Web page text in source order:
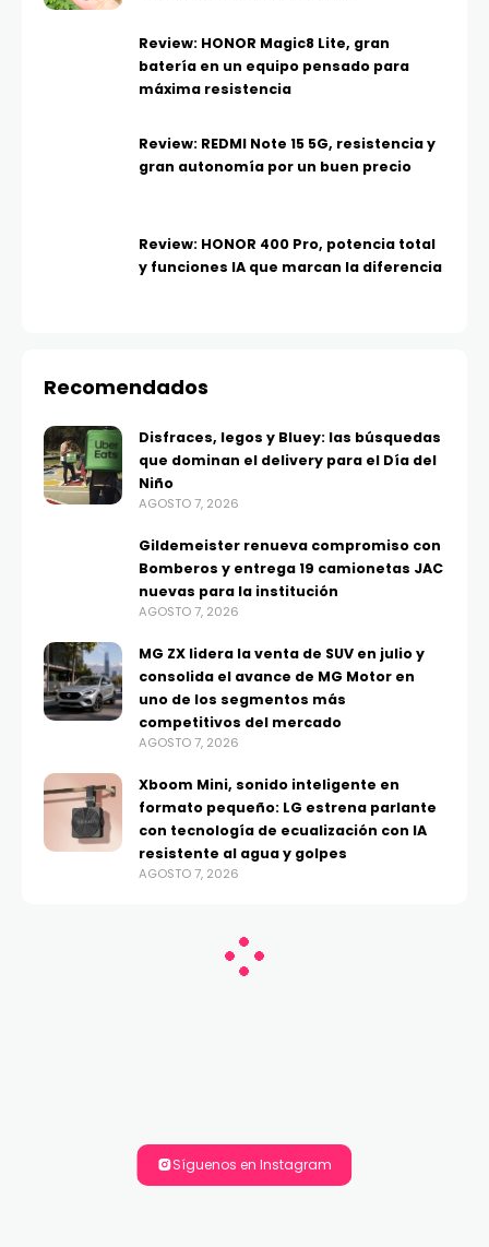
Review: HONOR Magic8 Lite, gran
batería en un equipo pensado para
máxima resistencia
Review: REDMI Note 15 5G, resistencia y
gran autonomía por un buen precio
Review: HONOR 400 Pro, potencia total
y funciones IA que marcan la diferencia
Recomendados
Disfraces, legos y Bluey: las búsquedas
que dominan el delivery para el Día del
Niño
AGOSTO 7, 2026
Gildemeister renueva compromiso con
Bomberos y entrega 19 camionetas JAC
nuevas para la institución
AGOSTO 7, 2026
MG ZX lidera la venta de SUV en julio y
consolida el avance de MG Motor en
uno de los segmentos más
competitivos del mercado
AGOSTO 7, 2026
Xboom Mini, sonido inteligente en
formato pequeño: LG estrena parlante
con tecnología de ecualización con IA
resistente al agua y golpes
AGOSTO 7, 2026
Síguenos en Instagram